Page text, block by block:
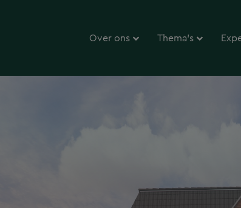
Over ons Thema’s